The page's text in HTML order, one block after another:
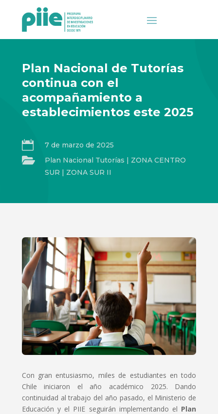
Plan Nacional de Tutorías
continua con el
acompañamiento a
establecimientos este 2025
 7 de marzo de 2025
 Plan Nacional Tutorías | ZONA CENTRO
SUR | ZONA SUR II
Con gran entusiasmo, miles de estudiantes en todo
Chile iniciaron el año académico 2025. Dando
continuidad al trabajo del año pasado, el Ministerio de
Educación y el PIIE seguirán implementando el Plan